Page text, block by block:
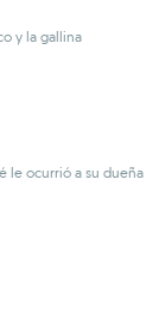
y la gallina
le ocurrió a su dueña